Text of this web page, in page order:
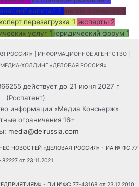
капитал 2 школа спикеров 3
перезагрузка 1 эксперты 2
услуг 1 юридический форум 1
РОССИЯ» | ИНФОРМАЦИОННОЕ АГЕНТСТВО |
ХОЛДИНГ «ДЕЛОВАЯ РОССИЯ»
действует до 21 июня 2027 г
(Роспатент)
информации «Медиа Консьерж»
ограничения 16+
media@delrussia.com
НОВОСТЕЙ «ДЕЛОВАЯ РОССИЯ» - ИА № ФС 77
82227 от 23.11.2021
- ПИ №ФС 77-43168 от 23.12.2010